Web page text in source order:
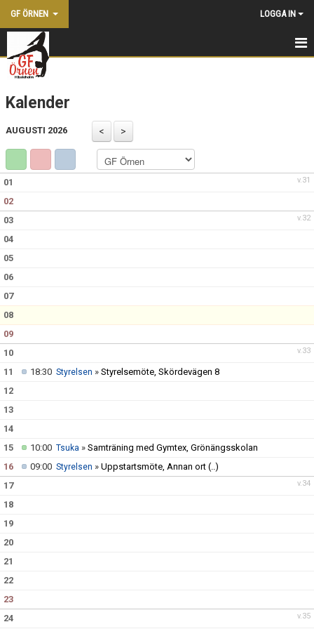
GF ÖRNEN LOGGA IN
HEM
NYHETER
KONTAKTA OSS
KALENDER
VÅRA LEDARE
SHOPPEN
MAJA BLOMQVIST STIPENDIUM
VANLIGA FRÅGOR
Kalender
AUGUSTI 2026
v.31
01
02
v.32
03
04
05
06
07
08
09
v.33
10
11
18:30 Styrelsen » Styrelsemöte, Skördevägen 8
12
13
14
15
10:00 Tsuka » Samträning med Gymtex, Grönängsskolan
16
09:00 Styrelsen » Uppstartsmöte, Annan ort (..)
v.34
17
18
19
20
21
22
23
v.35
24